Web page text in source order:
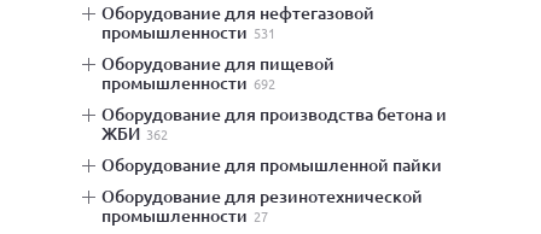
оборудование для нефтегазовой
промышленности 531
оборудование для пищевой
промышленности 692
оборудование для производства бетона и
ЖБИ 362
оборудование для промышленной пайки
оборудование для резинотехнической
промышленности 27